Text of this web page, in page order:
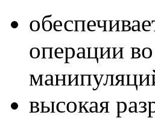
операции
высокая